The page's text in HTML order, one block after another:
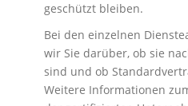
geschützt bleiben.
Bei den einzelnen
wir Sie darüber, ob sie
sind und ob
Weitere Informationen